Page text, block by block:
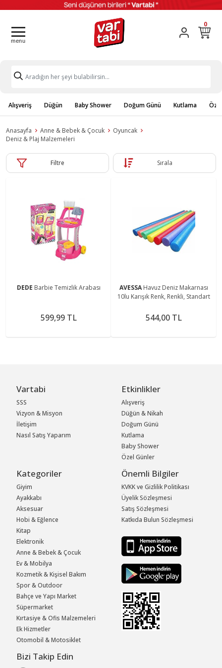
0
Alışveriş Düğün Baby Shower Doğum Günü Kutlama
Anasayfa Anne & Bebek & Çocuk
Oyuncak
Deniz & Plaj Malzemeleri
Filtre Sırala
DEDE Barbie Temizlik Arabası
599,99 TL
AVESSAHavuz Deniz Makarnası
10lu Karışık Renk, Renkli, Standart
544,00 TL
Vartabi
SSS
Vizyon & Misyon
İletişim
Nasıl Satış Yaparım
Etkinlikler
Alışveriş
Düğün & Nikah
Doğum Günü
Kutlama
Baby Shower
Özel Günler
Kategoriler
Giyim
Ayakkabı
Aksesuar
Hobi & Eğlence
Kitap
Elektronik
Anne & Bebek & Çocuk
Ev & Mobilya
Kozmetik & Kişisel Bakım
Spor & Outdoor
Bahçe ve Yapı Market
Süpermarket
Kırtasiye & Ofis Malzemeleri
Ek Hizmetler
Otomobil & Motosiklet
Önemli Bilgiler
KVKK ve Gizlilik Politikası
Üyelik Sözleşmesi
Satış Sözleşmesi
Katkıda Bulun Sözleşmesi
Bizi Takip Edin